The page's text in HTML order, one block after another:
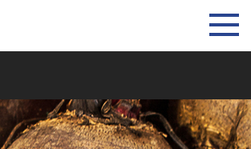
Toggle